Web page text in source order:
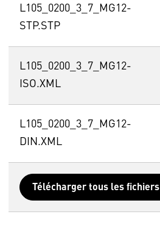
L105_0200_3_7_MG12-
STP.STP
L105_0200_3_7_MG12-
ISO.XML
L105_0200_3_7_MG12-
DIN.XML
Télécharger tous les fichiers